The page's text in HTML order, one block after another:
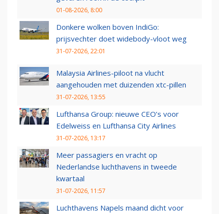
01-08-2026, 8:00
Donkere wolken boven IndiGo:
prijsvechter doet widebody-vloot weg
31-07-2026, 22:01
Malaysia Airlines-piloot na vlucht
aangehouden met duizenden xtc-pillen
31-07-2026, 13:55
Lufthansa Group: nieuwe CEO’s voor
Edelweiss en Lufthansa City Airlines
31-07-2026, 13:17
Meer passagiers en vracht op
Nederlandse luchthavens in tweede
kwartaal
31-07-2026, 11:57
Luchthavens Napels maand dicht voor